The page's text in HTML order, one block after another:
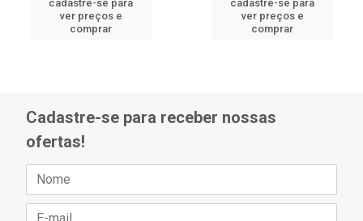
cadastre-se para
ver preços e
comprar
cadastre-se para
ver preços e
comprar
Cadastre-se para receber nossas
ofertas!